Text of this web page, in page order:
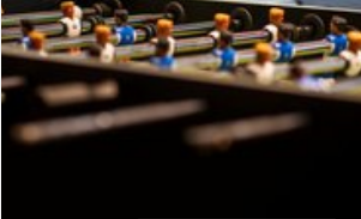
Katso kuva 5 / 6